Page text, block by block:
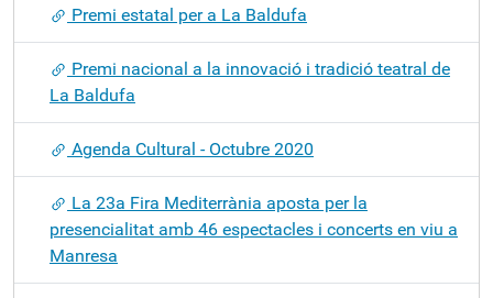
Premi estatal per a La Baldufa
Premi nacional a la innovació i tradició teatral de
La Baldufa
Agenda Cultural - Octubre 2020
La 23a Fira Mediterrània aposta per la
presencialitat amb 46 espectacles i concerts en viu a
Manresa